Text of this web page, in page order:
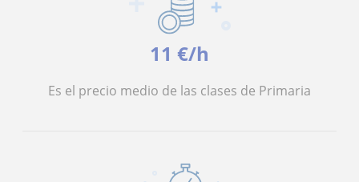
11 €/h
Es el precio medio de las clases de Primaria